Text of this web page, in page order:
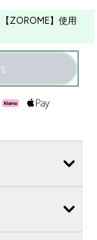
ZOROME】使用